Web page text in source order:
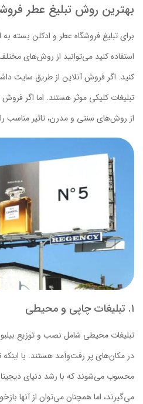
بهترین روش تبلیغ عطر
برای تبلیغ فروشگاه عطر و ادکلن بسته
استفاده کنید می‌توانید از روش‌های
کنید. اگر فروش آنلاین از طریق سایت
تبلیغات کلیکی موثر هستند. اما اگر
از روش‌های سنتی و مدرن، تاثیر مناسب
۱. تبلیغات چاپی و محیطی
تبلیغات محیطی شامل نصب و توزیع
در مکان‌های پر رفت‌وآمد هستند. با
محسوب می‌شوند که با رشد دنیای دیجیتال
می‌گیرند، اما همچنان می‌توان از آنها